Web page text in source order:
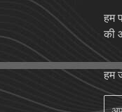
हम
की
हम